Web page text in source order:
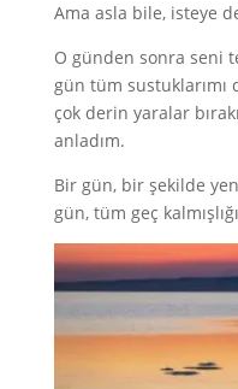
Ama asla bile, isteye
O günden sonra seni
gün tüm sustuklarımı
çok derin yaralar
anladım.
Bir gün, bir şekilde
gün, tüm geç